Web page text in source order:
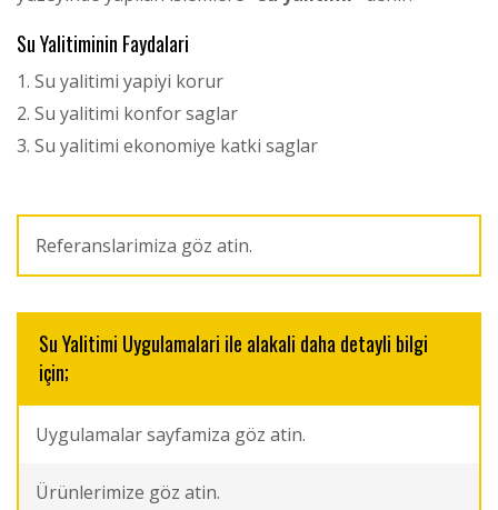
Su Yalitiminin Faydalari
Su yalitimi yapiyi korur
Su yalitimi konfor saglar
Su yalitimi ekonomiye katki saglar
Referanslarimiza göz atin.
Su Yalitimi Uygulamalari ile alakali daha detayli bilgi
için;
Uygulamalar sayfamiza göz atin.
Ürünlerimize göz atin.